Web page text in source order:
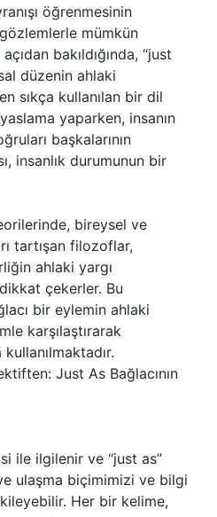
öğrenmesinin
mümkün
bakıldığında, “just
düzenin ahlaki
sıkça kullanılan bir dil
yaparken, insanın
başkalarının
insanlık durumunun bir
bireysel ve
tartışan filozoflar,
ahlaki yargı
çekerler. Bu
bir eylemin ahlaki
karşılaştırarak
Just As Bağlacının
ile ilgilenir ve “just as”
ulaşma biçimimizi ve bilgi
Her bir kelime,